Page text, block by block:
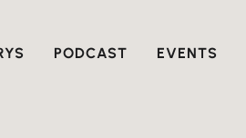
PODCAST EVENTS